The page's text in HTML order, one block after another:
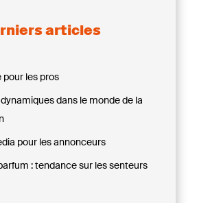
articles
pour les pros
dans le monde de la
pour les annonceurs
: tendance sur les senteurs